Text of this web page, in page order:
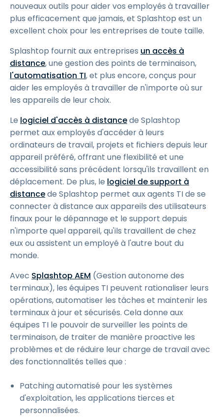
nouveaux outils pour aider vos employés à travailler
plus efficacement que jamais, et Splashtop est un
excellent choix pour les entreprises de toute taille.
Splashtop fournit aux entreprises un accès à
distance, une gestion des points de terminaison,
l'automatisation TI, et plus encore, conçus pour
aider les employés à travailler de n'importe où sur
les appareils de leur choix.
Le logiciel d'accès à distancede Splashtop
permet aux employés d'accéder à leurs
ordinateurs de travail, projets et fichiers depuis leur
appareil préféré, offrant une flexibilité et une
accessibilité sans précédent lorsqu'ils travaillent en
déplacement. De plus, le logiciel de support à
distancede Splashtop permet aux agents TI de se
connecter à distance aux appareils des utilisateurs
finaux pour le dépannage et le support depuis
n'importe quel appareil, qu'ils travaillent de chez
eux ou assistent un employé à l'autre bout du
monde.
Avec Splashtop AEM (Gestion autonome des
terminaux), les équipes TI peuvent rationaliser leurs
opérations, automatiser les tâches et maintenir les
terminaux à jour et sécurisés. Cela donne aux
équipes TI le pouvoir de surveiller les points de
terminaison, de traiter de manière proactive les
problèmes et de réduire leur charge de travail avec
des fonctionnalités telles que :
Patching automatisé pour les systèmes
d'exploitation, les applications tierces et
personnalisées.